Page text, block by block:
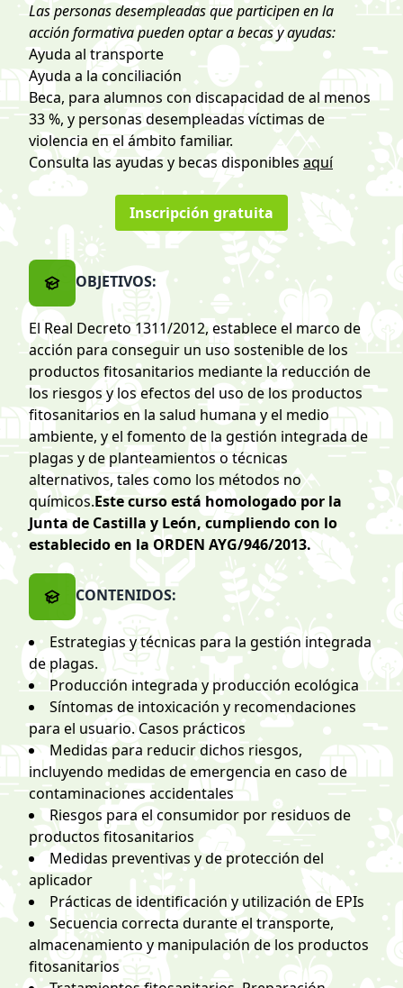
Las personas desempleadas que participen en la
acción formativa pueden optar a becas y ayudas:
Ayuda al transporte
Ayuda a la conciliación
Beca, para alumnos con discapacidad de al menos
33 %, y personas desempleadas víctimas de
violencia en el ámbito familiar.
Consulta las ayudas y becas disponiblesaquí
Inscripción gratuita
OBJETIVOS:
El Real Decreto 1311/2012, establece el marco de
acción para conseguir un uso sostenible de los
productos fitosanitarios mediante la reducción de
los riesgos y los efectos del uso de los productos
fitosanitarios en la salud humana y el medio
ambiente, y el fomento de la gestión integrada de
plagas y de planteamientos o técnicas
alternativos, tales como los métodos no
químicos.Este curso está homologado por la
Junta de Castilla y León, cumpliendo con lo
establecido en la ORDEN AYG/946/2013.
CONTENIDOS:
Estrategias y técnicas para la gestión integrada
de plagas.
Producción integrada y producción ecológica
Síntomas de intoxicación y recomendaciones
para el usuario. Casos prácticos
Medidas para reducir dichos riesgos,
incluyendo medidas de emergencia en caso de
contaminaciones accidentales
Riesgos para el consumidor por residuos de
productos fitosanitarios
Medidas preventivas y de protección del
aplicador
Prácticas de identificación y utilización de EPIs
Secuencia correcta durante el transporte,
almacenamiento y manipulación de los productos
fitosanitarios